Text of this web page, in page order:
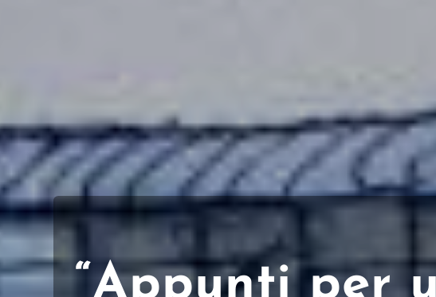
“Appunti per